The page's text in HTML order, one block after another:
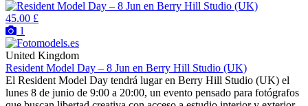
45.00 £
1
United Kingdom
Resident Model Day – 8 Jun en Berry Hill Studio (UK)
El Resident Model Day tendrá lugar en Berry Hill Studio (UK) el
lunes 8 de junio de 9:00 a 20:00, un evento pensado para fotógrafos